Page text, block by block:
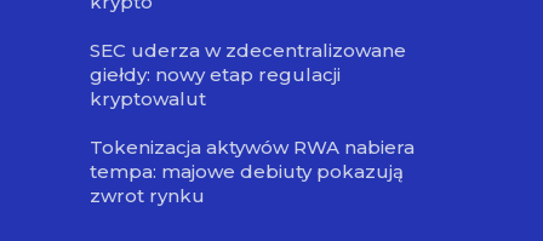
SEC uderza w zdecentralizowane
giełdy: nowy etap regulacji
kryptowalut
Tokenizacja aktywów RWA nabiera
tempa: majowe debiuty pokazują
zwrot rynku